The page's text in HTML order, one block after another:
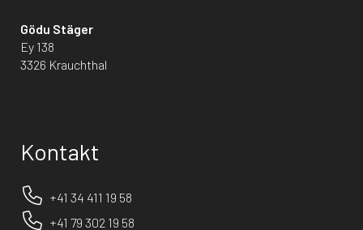
Gödu Stäger
Ey 138
3326 Krauchthal
Kontakt
+41 34 411 19 58
+41 79 302 19 58